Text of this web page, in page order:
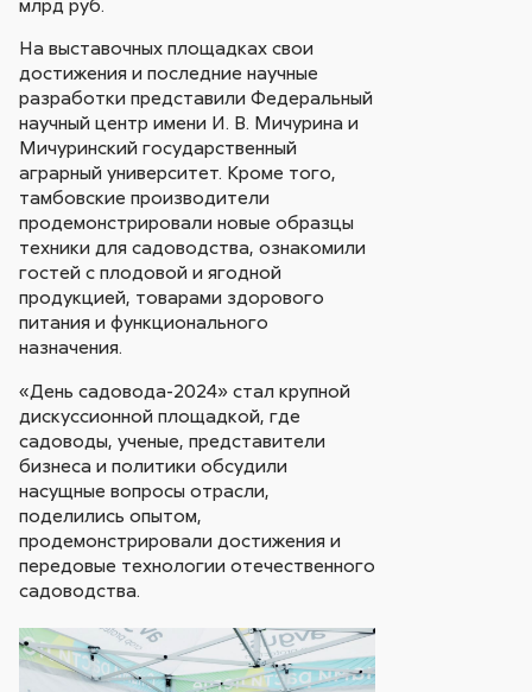
На выставочных площадках свои
достижения и последние научные
разработки представили Федеральный
научный центр имени И. В. Мичурина и
Мичуринский государственный
аграрный университет. Кроме того,
тамбовские производители
продемонстрировали новые образцы
техники для садоводства, ознакомили
гостей с плодовой и ягодной
продукцией, товарами здорового
питания и функционального
назначения.
«День садовода-2024» стал крупной
дискуссионной площадкой, где
садоводы, ученые, представители
бизнеса и политики обсудили
насущные вопросы отрасли,
поделились опытом,
продемонстрировали достижения и
передовые технологии отечественного
садоводства.